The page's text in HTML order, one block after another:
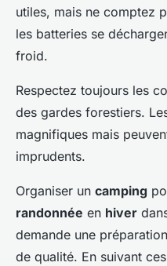
utiles, mais ne comptez
les batteries se
froid.
Respectez toujours les
des gardes forestiers.
magnifiques mais
imprudents.
Organiser un camping
randonnée en hiver
demande une
de qualité. En suivant ces